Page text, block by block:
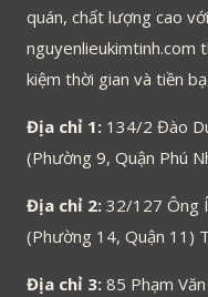
quán, chất lượng cao
nguyenlieukimtinh.com
kiệm thời gian và tiền
Địa chỉ 1: 134/2 Đào
(Phường 9, Quận Phú
Địa chỉ 2: 32/127 Ông
(Phường 14, Quận 11)
Địa chỉ 3: 85 Phạm